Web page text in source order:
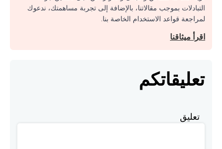
التبادلات بموجب مقالاتنا، بالإضافة إلى تجربة مساهمتك، ندعوك
لمراجعة قواعد الاستخدام الخاصة بنا.
اقرأ ميثاقنا
تعليقاتكم
تعليق